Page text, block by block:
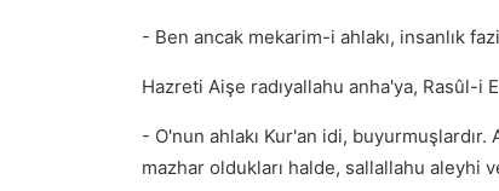
- Ben ancak mekarim-i ahlakı, insanlık
Hazreti Aişe radıyallahu anha'ya, Rasûl-i
- O'nun ahlakı Kur'an idi,
mazhar oldukları halde, sallallahu aleyhi